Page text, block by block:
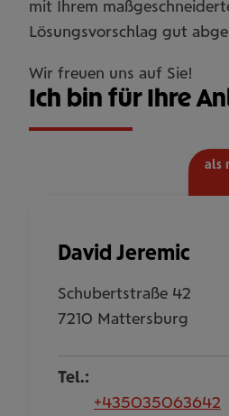
mit Ihrem
Lösungsvorschlag gut
Wir freuen uns auf Sie!
Ich bin für Ihre
David Jeremic
Schubertstraße 42
7210 Mattersburg
Tel.:
+435035063642
als